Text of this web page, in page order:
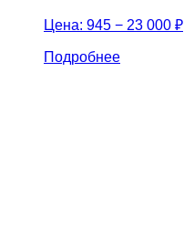
Цена: 945 − 23 000 ₽
Подробнее